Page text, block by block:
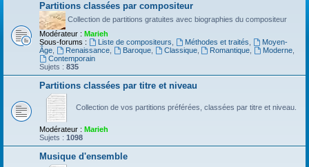
Partitions classées par compositeur
Collection de partitions gratuites avec biographies du compositeur
Modérateur : Marieh
Sous-forums :
Liste de compositeurs Méthodes et traités
Moyen-
Âge
Renaissance, Baroque, Classique, Romantique Moderne
Contemporain
Sujets : 835
Partitions classées par titre et niveau
Collection de vos partitions préférées, classées par titre et niveau.
Modérateur : Marieh
Sujets : 1098
Musique d'ensemble